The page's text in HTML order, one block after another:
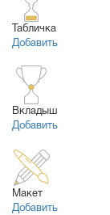
Табличка
Добавить
Вкладыш
Добавить
Макет
Добавить